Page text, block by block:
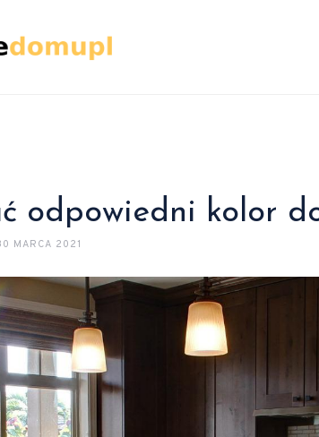
odpowiedni kolor
MARCA 2021